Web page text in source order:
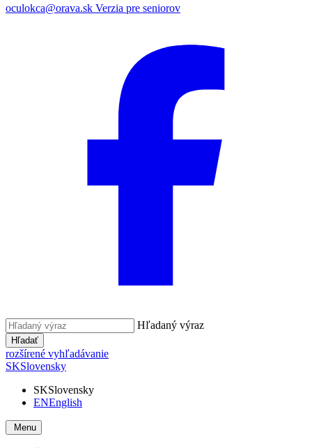
oculokca@orava.sk Verzia pre seniorov
Hľadaný výraz
Hľadať
rozšírené vyhľadávanie
SKSlovensky
SKSlovensky
ENEnglish
Menu